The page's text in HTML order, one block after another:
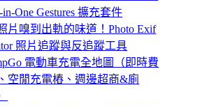
One Gestures 擴充套件
片嗅到出軌的味道！Photo Exif
照片追蹤與反追蹤工具
電動車充電全地圖（即時費
空閒充電樁、週邊超商&廁